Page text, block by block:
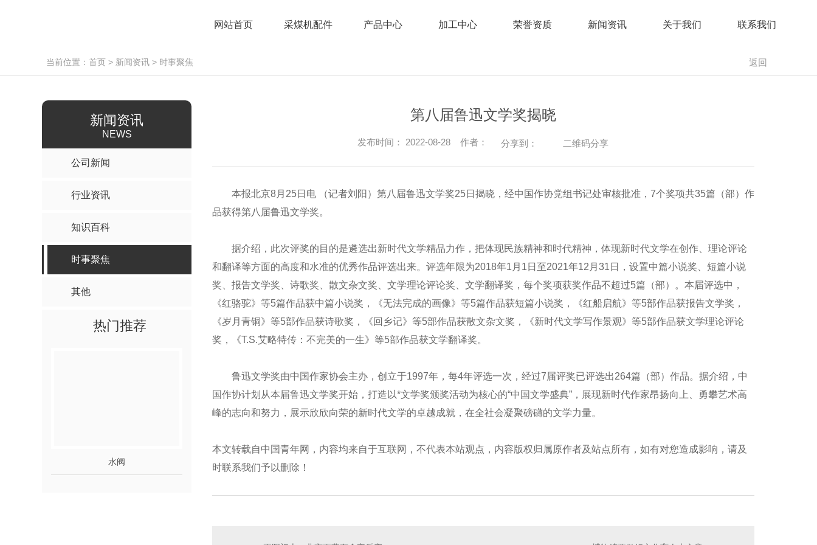
网站首页 采煤机配件 产品中心 加工中心 荣誉资质 新闻资讯 关于我们 联系我们
当前位置： 首页 > 新闻资讯 > 时事聚焦 返回
新闻资讯
NEWS
公司新闻
行业资讯
知识百科
时事聚焦
其他
热门推荐
水阀 齿轨轮组
第八届鲁迅文学奖揭晓
发布时间： 2022-08-28 作者： 分享到： 二维码分享
本报北京8月25日电 （记者刘阳）第八届鲁迅文学奖25日揭晓，经中国作协党组书记处审核批准，7个奖项共35篇（部）作
品获得第八届鲁迅文学奖。
据介绍，此次评奖的目的是遴选出新时代文学精品力作，把体现民族精神和时代精神，体现新时代文学在创作、理论评论
和翻译等方面的高度和水准的优秀作品评选出来。评选年限为2018年1月1日至2021年12月31日，设置中篇小说奖、短篇小说
奖、报告文学奖、诗歌奖、散文杂文奖、文学理论评论奖、文学翻译奖，每个奖项获奖作品不超过5篇（部）。本届评选中，
《红骆驼》等5篇作品获中篇小说奖，《无法完成的画像》等5篇作品获短篇小说奖，《红船启航》等5部作品获报告文学奖，
《岁月青铜》等5部作品获诗歌奖，《回乡记》等5部作品获散文杂文奖，《新时代文学写作景观》等5部作品获文学理论评论
奖，《T.S.艾略特传：不完美的一生》等5部作品获文学翻译奖。
鲁迅文学奖由中国作家协会主办，创立于1997年，每4年评选一次，经过7届评奖已评选出264篇（部）作品。据介绍，中
国作协计划从本届鲁迅文学奖开始，打造以*文学奖颁奖活动为核心的“中国文学盛典”，展现新时代作家昂扬向上、勇攀艺术高
峰的志向和努力，展示欣欣向荣的新时代文学的卓越成就，在全社会凝聚磅礴的文学力量。
本文转载自中国青年网，内容均来自于互联网，不代表本站观点，内容版权归属原作者及站点所有，如有对您造成影响，请及
时联系我们予以删除！